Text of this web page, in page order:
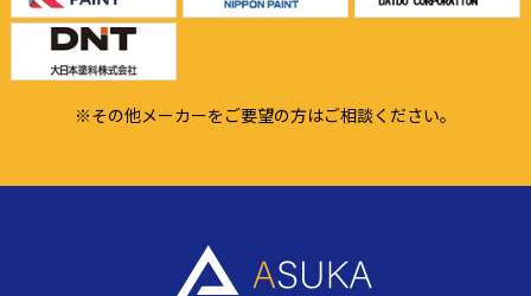
※その他メーカーをご要望の方はご相談ください。